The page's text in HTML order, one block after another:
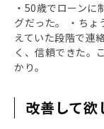
・50歳でローンに
グだった。 ・ちょ
えていた段階で連
く、信頼できた。
かり。
改善して欲